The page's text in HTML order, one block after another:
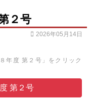
２号
2026年05月14日
年度 第２号」をクリック
第２号